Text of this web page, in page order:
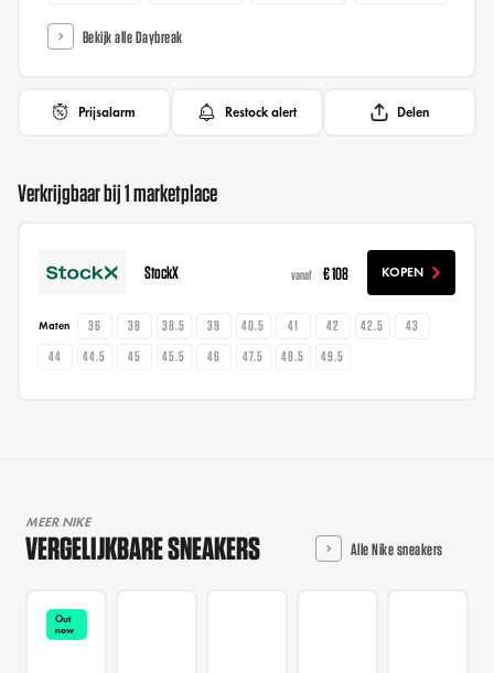
Bekijk alle Daybreak
Prijsalarm Restock alert Delen
Verkrijgbaar bij 1 marketplace
StockX vanaf € 108 KOPEN
Maten 36 38 38.5 39 40.5 41 42 42.5
43
44
44.5 45 45.5 46 47.5 48.5 49.5
MEER NIKE
VERGELIJKBARE SNEAKERS Alle Nike sneakers
Out
now